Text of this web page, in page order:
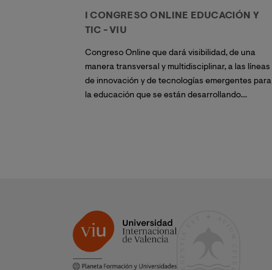
I CONGRESO ONLINE EDUCACIÓN Y
TIC - VIU
Congreso Online que dará visibilidad, de una
manera transversal y multidisciplinar, a las líneas
de innovación y de tecnologías emergentes para
la educación que se están desarrollando